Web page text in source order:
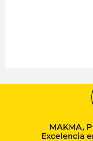
MAKMA,
Excelencia